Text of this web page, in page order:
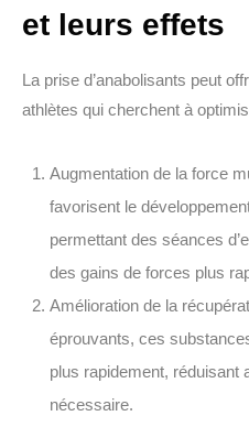
et leurs effets
La prise d’anabolisants peut
athlètes qui cherchent à
Augmentation de la force
favorisent le
permettant des séances
des gains de forces plus
Amélioration de la
éprouvants, ces
plus rapidement, réduisant
nécessaire.